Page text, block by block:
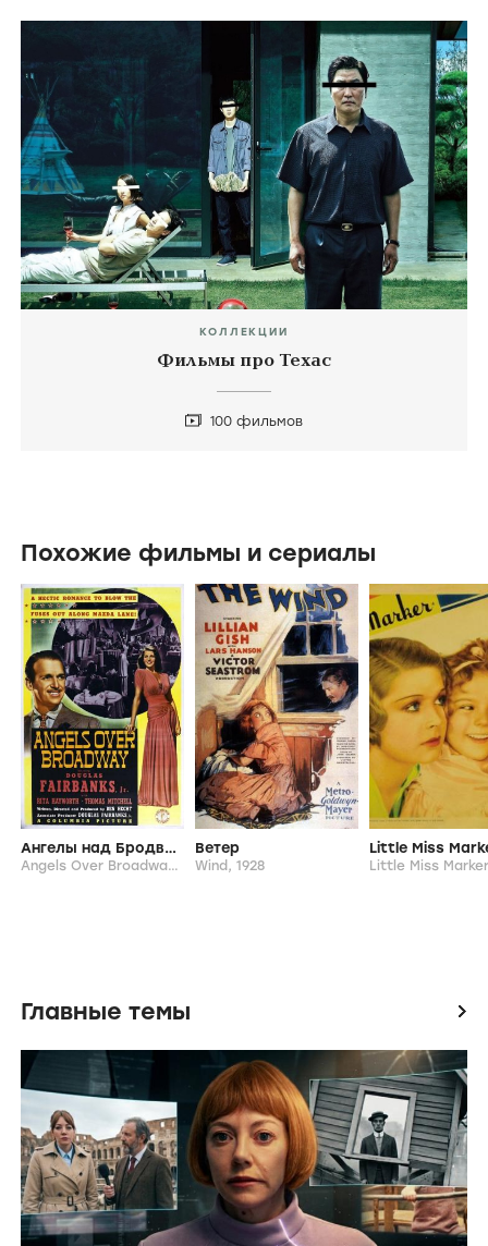
КОЛЛЕКЦИИ
Фильмы про Техас
100 фильмов
Похожие фильмы и сериалы
Ангелы над Бродвеем
Angels Over Broadway, 1940
Ветер
Wind, 1928
Little Miss
Little Miss
Главные темы icon